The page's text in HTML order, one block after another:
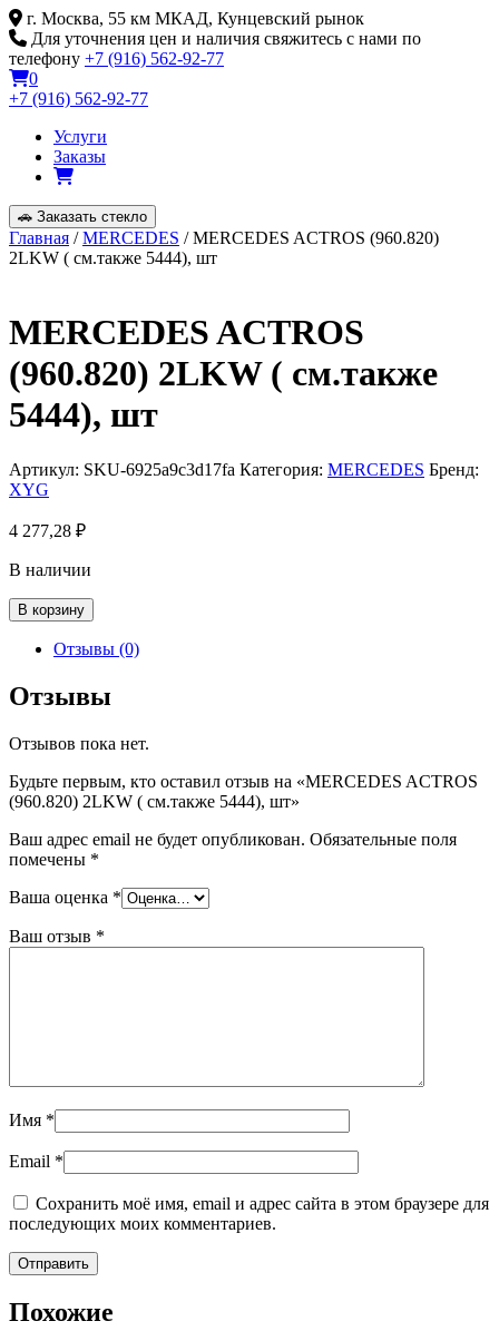
Skip
to
content
г. Москва, 55 км МКАД, Кунцевский рынок
Для уточнения цен и наличия свяжитесь с нами по
телефону +7 (916) 562-92-77
0
+7 (916) 562-92-77
Услуги
Заказы
🚗 Заказать стекло
Главная /MERCEDES / MERCEDES ACTROS (960.820)
2LKW ( см.также 5444), шт
MERCEDES ACTROS
(960.820) 2LKW ( см.также
5444), шт
Артикул: SKU-6925a9c3d17fa Категория: MERCEDES Бренд:
XYG
4 277,28 ₽
В наличии
Количество
товара
MERCEDES
(960.820)
2LKW
см.также
шт
В корзину
Отзывы (0)
Отзывы
Отзывов пока нет.
Будьте первым, кто оставил отзыв на «MERCEDES ACTROS
(960.820) 2LKW ( см.также 5444), шт»
Ваш адрес email не будет опубликован. Обязательные поля
помечены *
Ваша оценка *
Ваш отзыв *
Имя *
Email *
Сохранить моё имя, email и адрес сайта в этом браузере для
последующих моих комментариев.
Похожие